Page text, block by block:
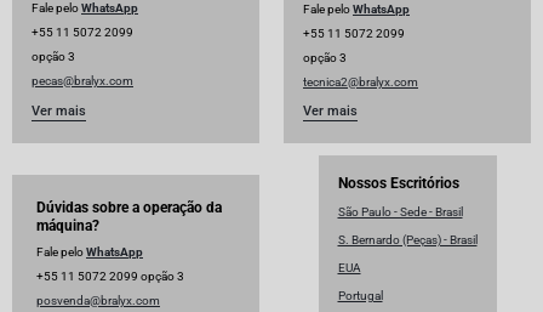
Fale peloWhatsApp
+55 11 5072 2099
opção 3
pecas@bralyx.com
Ver mais
Fale peloWhatsApp
+55 11 5072 2099
opção 3
tecnica2@bralyx.com
Ver mais
Dúvidas sobre a operação da
máquina?
Fale peloWhatsApp
+55 11 5072 2099 opção 3
posvenda@bralyx.com
Nossos Escritórios
São Paulo - Sede - Brasil
S. Bernardo (Peças) - Brasil
EUA
Portugal